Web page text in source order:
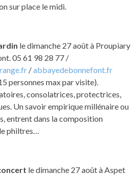
sur place le midi.
le dimanche 27 août à Proupiary
05 61 98 28 77 /
/abbayedebonnefont.fr
personnes max par visite).
consolatrices, protectrices,
Un savoir empirique millénaire ou
entrent dans la composition
philtres…
le dimanche 27 août à Aspet